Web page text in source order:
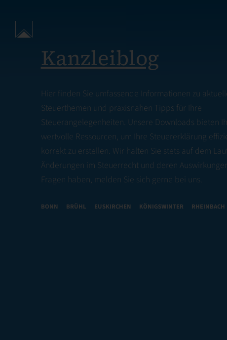
Kanzleiblog
Hier finden Sie umfassende Informationen zu
Steuerthemen und praxisnahen Tipps für Ihre
Steuerangelegenheiten. Unsere Downloads bieten
wertvolle Ressourcen, um Ihre Steuererklärung
korrekt zu erstellen. Wir halten Sie stets auf dem
Änderungen im Steuerrecht und deren
Fragen haben, melden Sie sich gerne bei uns.
BONN BRÜHL EUSKIRCHEN KÖNIGSWINTER RHEINBACH